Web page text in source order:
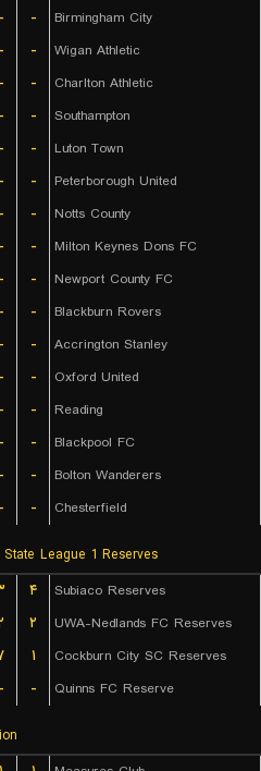
- -
Birmingham City
- -
Wigan Athletic
- -
Charlton Athletic
- -
Southampton
- -
Luton Town
- -
Peterborough United
- -
Notts County
- -
Milton Keynes Dons FC
- -
Newport County FC
- -
Blackburn Rovers
- -
Accrington Stanley
- -
Oxford United
- -
Reading
- -
Blackpool FC
- -
Bolton Wanderers
- - Chesterfield
League 1 Reserves
۴
Subiaco Reserves
۲
UWA-Nedlands FC Reserves
۱
Cockburn City SC Reserves
- - Quinns FC Reserve